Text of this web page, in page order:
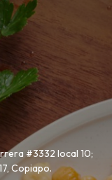
#3332 local 10;
Copiapo.